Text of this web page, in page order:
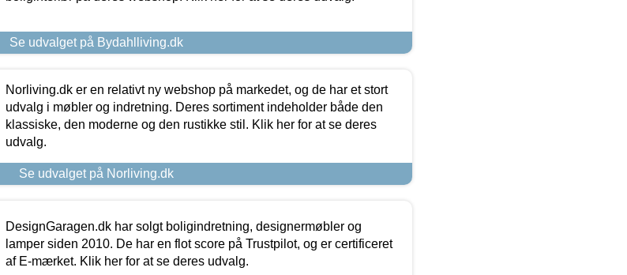
Se udvalget på Bydahlliving.dk
Norliving.dk er en relativt ny webshop på markedet, og de har et stort
udvalg i møbler og indretning. Deres sortiment indeholder både den
klassiske, den moderne og den rustikke stil. Klik her for at se deres
udvalg.
Se udvalget på Norliving.dk
DesignGaragen.dk har solgt boligindretning, designermøbler og
lamper siden 2010. De har en flot score på Trustpilot, og er certificeret
af E-mærket. Klik her for at se deres udvalg.